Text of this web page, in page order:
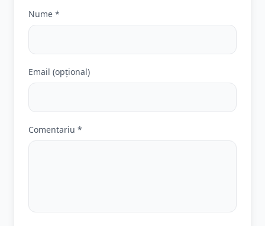
Nume *
Email (opțional)
Comentariu *